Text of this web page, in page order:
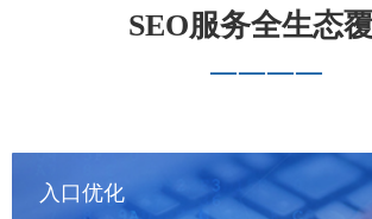
SEO服务全生态
————
入口优化